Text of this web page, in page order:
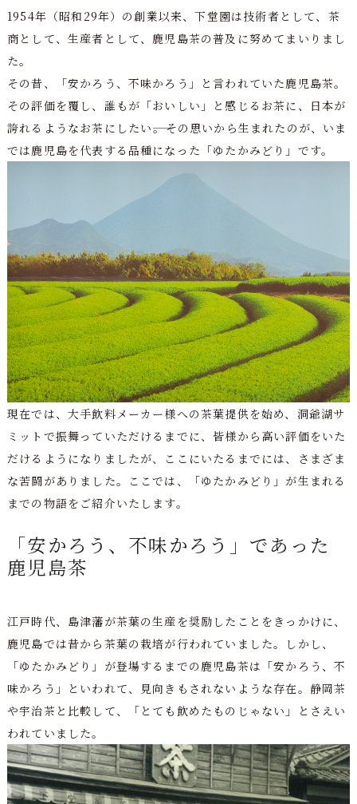
1954年（昭和29年）の創業以来、下堂園は技術者として、茶
商として、生産者として、鹿児島茶の普及に努めてまいりまし
た。
その昔、「安かろう、不味かろう」と言われていた鹿児島茶。
その評価を覆し、誰もが「おいしい」と感じるお茶に、日本が
誇れるようなお茶にしたい――。その思いから生まれたのが、いま
では鹿児島を代表する品種になった「ゆたかみどり」です。
現在では、大手飲料メーカー様への茶葉提供を始め、洞爺湖サ
ミットで振舞っていただけるまでに、皆様から高い評価をいた
だけるようになりましたが、ここにいたるまでには、さまざま
な苦闘がありました。ここでは、「ゆたかみどり」が生まれる
までの物語をご紹介いたします。
「安かろう、不味かろう」であった
鹿児島茶
江戸時代、島津藩が茶葉の生産を奨励したことをきっかけに、
鹿児島では昔から茶葉の栽培が行われていました。しかし、
「ゆたかみどり」が登場するまでの鹿児島茶は「安かろう、不
味かろう」といわれて、見向きもされないような存在。静岡茶
や宇治茶と比較して、「とても飲めたものじゃない」とさえい
われていました。